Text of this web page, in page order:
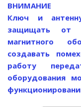
ВНИМАНИЕ
Ключ и
защищать от
магнитного
создавать
работу
оборудования